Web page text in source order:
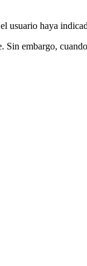
usuario haya
Sin embargo,